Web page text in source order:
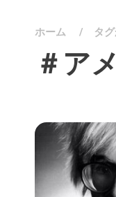
ホーム / タ
＃ア